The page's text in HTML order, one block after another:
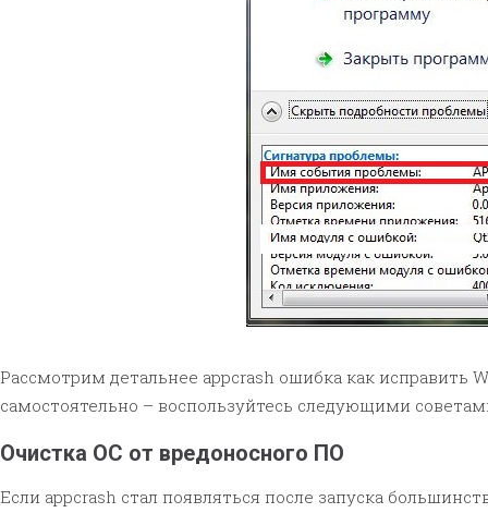
Рассмотрим детальнее appcrash ошибка как исправить
самостоятельно – воспользуйтесь следующими
Очистка ОС от вредоносного ПО
Если appcrash стал появляться после запуска